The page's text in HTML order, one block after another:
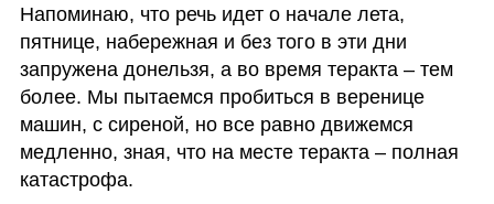
Напоминаю, что речь идет о начале лета,
пятнице, набережная и без того в эти дни
запружена донельзя, а во время теракта – тем
более. Мы пытаемся пробиться в веренице
машин, с сиреной, но все равно движемся
медленно, зная, что на месте теракта – полная
катастрофа.